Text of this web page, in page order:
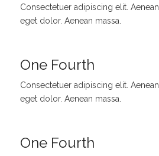
Consectetuer adipiscing elit. Aenean
eget dolor. Aenean massa.
One Fourth
Consectetuer adipiscing elit. Aenean
eget dolor. Aenean massa.
One Fourth